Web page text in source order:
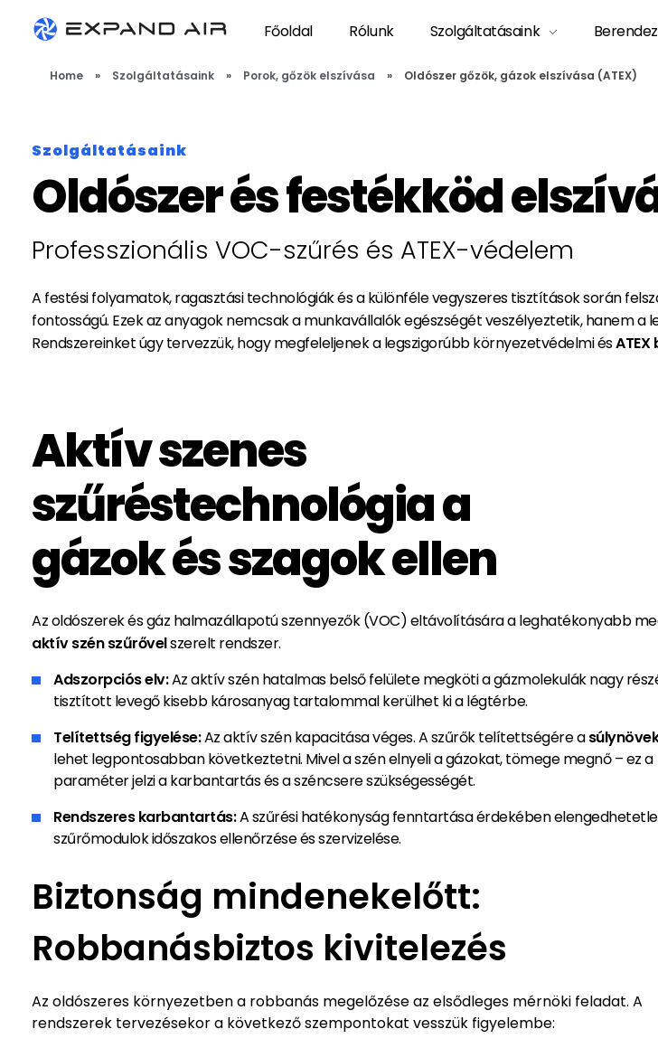
Főoldal Rólunk Szolgáltatásaink
Home » Szolgáltatásaink » Porok, gőzök elszívása » Oldószer gőzök, gázok elszívása (ATEX)
Szolgáltatásaink
Oldószer és festékköd
Professzionális VOC-szűrés és ATEX-védelem
A festési folyamatok, ragasztási technológiák és a különféle vegyszeres tisztítások során
fontosságú. Ezek az anyagok nemcsak a munkavállalók egészségét veszélyeztetik, hanem
Rendszereinket úgy tervezzük, hogy megfeleljenek a legszigorúbb környezetvédelmi és
Aktív szenes
szűréstechnológia a
gázok és szagok ellen
Az oldószerek és gáz halmazállapotú szennyezők (VOC) eltávolítására a leghatékonyabb
aktív szén szűrővelszerelt rendszer.
Adszorpciós elv:Az aktív szén hatalmas belső felülete megköti a gázmolekulák nagy
tisztított levegő kisebb károsanyag tartalommal kerülhet ki a légtérbe.
Telítettség figyelése:Az aktív szén kapacitása véges. A szűrők telítettségére a
lehet legpontosabban következtetni. Mivel a szén elnyeli a gázokat, tömege megnő – ez a
paraméter jelzi a karbantartás és a széncsere szükségességét.
Rendszeres karbantartás:A szűrési hatékonyság fenntartása érdekében
szűrőmodulok időszakos ellenőrzése és szervizelése.
Biztonság mindenekelőtt:
Robbanásbiztos kivitelezés
Az oldószeres környezetben a robbanás megelőzése az elsődleges mérnöki feladat. A
rendszerek tervezésekor a következő szempontokat vesszük figyelembe: